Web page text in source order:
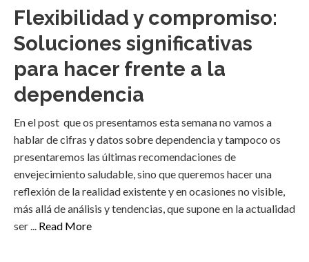
Flexibilidad y compromiso:
Soluciones significativas
para hacer frente a la
dependencia
En el post que os presentamos esta semana no vamos a
hablar de cifras y datos sobre dependencia y tampoco os
presentaremos las últimas recomendaciones de
envejecimiento saludable, sino que queremos hacer una
reflexión de la realidad existente y en ocasiones no visible,
más allá de análisis y tendencias, que supone en la actualidad
ser ... Read More